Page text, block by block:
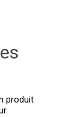
produit